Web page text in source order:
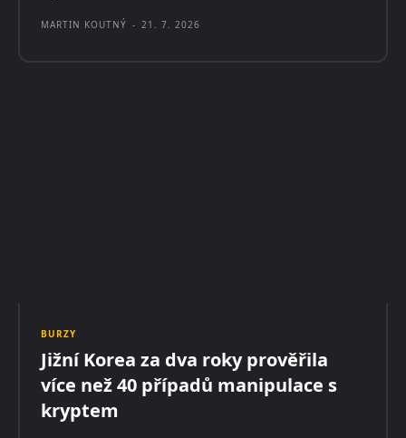
MARTIN KOUTNÝ - 21. 7. 2026
BURZY
Jižní Korea za dva roky prověřila
více než 40 případů manipulace s
kryptem